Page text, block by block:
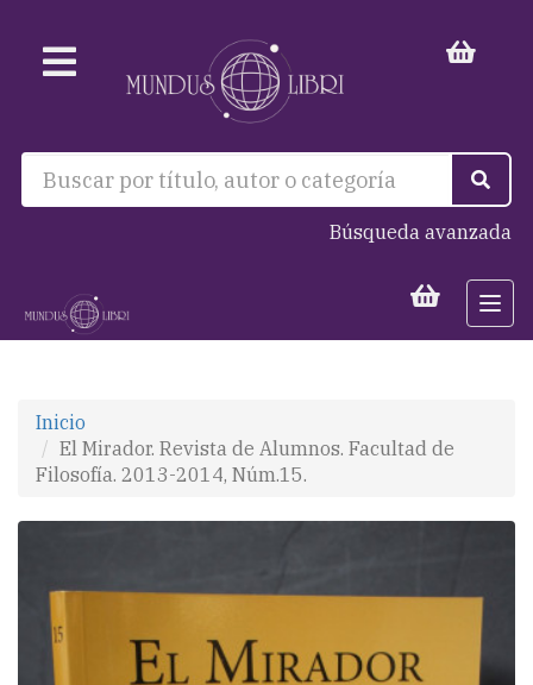
Búsqueda avanzada
Inicio
El Mirador. Revista de Alumnos. Facultad de
Filosofía. 2013-2014, Núm.15.